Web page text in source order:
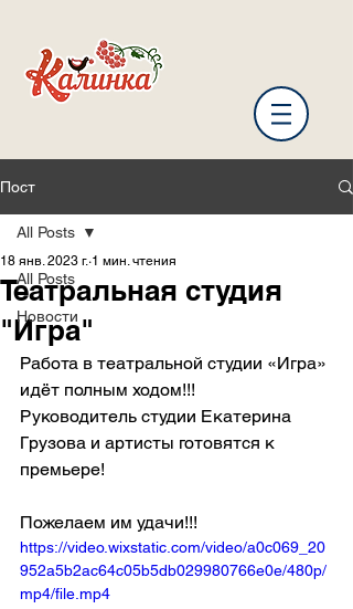
Пост
All Posts
Новости
All Posts
Театральная студия
"Игра"
18 янв. 2023 г. 1 мин. чтения
Работа в театральной студии «Игра»
идёт полным ходом!!!
Руководитель студии Екатерина
Грузова и артисты готовятся к
премьере!
Пожелаем им удачи!!!
https://video.wixstatic.com/video/a0c069_20
952a5b2ac64c05b5db029980766e0e/480p/
mp4/file.mp4